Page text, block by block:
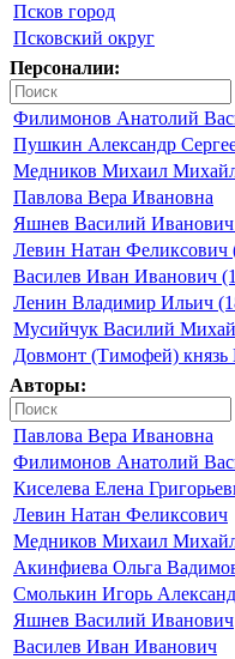
Псков город
Псковский округ
Персоналии:
Филимонов Анатолий
Пушкин Александр
Медников Михаил
Павлова Вера Ивановна
Яшнев Василий Иванович
Левин Натан Феликсович
Василев Иван Иванович
Ленин Владимир Ильич
Мусийчук Василий
Довмонт (Тимофей) князь
Авторы:
Павлова Вера Ивановна
Филимонов Анатолий
Киселева Елена
Левин Натан Феликсович
Медников Михаил
Акинфиева Ольга
Смолькин Игорь
Яшнев Василий Иванович
Василев Иван Иванович